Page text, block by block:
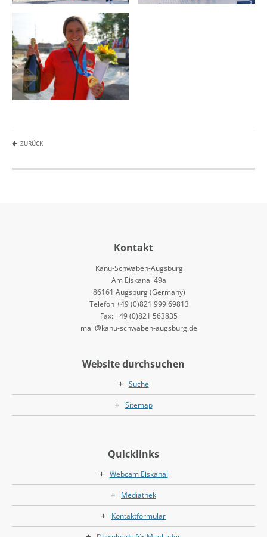
ZURÜCK
Kontakt
Kanu-Schwaben-Augsburg
Am Eiskanal 49a
86161 Augsburg (Germany)
Telefon +49 (0)821 999 69813
Fax: +49 (0)821 563835
mail@kanu-schwaben-augsburg.de
Website durchsuchen
Suche
Sitemap
Quicklinks
Webcam Eiskanal
Mediathek
Kontaktformular